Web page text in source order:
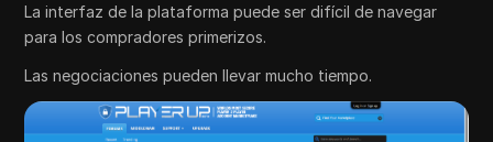
La interfaz de la plataforma puede ser difícil de navegar
para los compradores primerizos.
Las negociaciones pueden llevar mucho tiempo.